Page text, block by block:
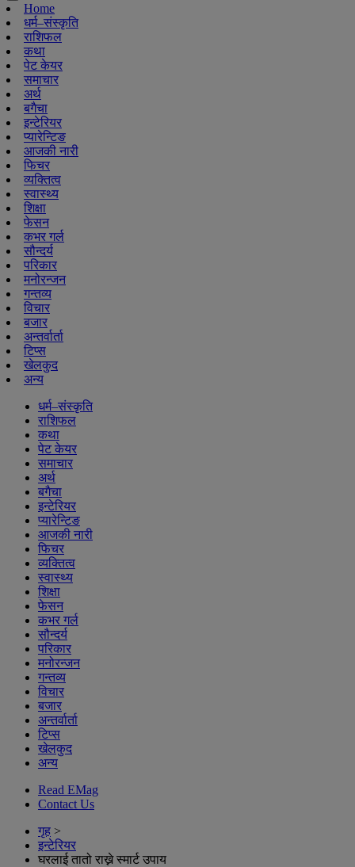
Home
धर्म–संस्कृति
राशिफल
कथा
पेट केयर
समाचार
अर्थ
बगैचा
इन्टेरियर
प्यारेन्टिङ
आजकी नारी
फिचर
व्यक्तित्व
स्वास्थ्य
शिक्षा
फेसन
कभर गर्ल
सौन्दर्य
परिकार
मनोरन्जन
गन्तव्य
विचार
बजार
अन्तर्वार्ता
टिप्स
खेलकुद
अन्य
धर्म–संस्कृति
राशिफल
कथा
पेट केयर
समाचार
अर्थ
बगैचा
इन्टेरियर
प्यारेन्टिङ
आजकी नारी
फिचर
व्यक्तित्व
स्वास्थ्य
शिक्षा
फेसन
कभर गर्ल
सौन्दर्य
परिकार
मनोरन्जन
गन्तव्य
विचार
बजार
अन्तर्वार्ता
टिप्स
खेलकुद
अन्य
Read EMag
Contact Us
गृह >
इन्टेरियर
घरलाई तातो राख्ने स्मार्ट उपाय